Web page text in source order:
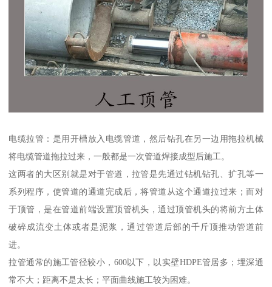
电缆拉管：是用开槽放入电缆管道，然后钻孔在另一边用拖拉机械
将电缆管道拖拉过来，一般都是一次管道焊接成型后施工。
这两者的大区别就是对于管道，拉管是先通过钻机钻孔、扩孔等一
系列程序，使管道的通道完成后，将管道从这个通道拉过来；而对
于顶管，是在管道前端设置顶管机头，通过顶管机头的将前方土体
破碎成流变土体或者是泥浆，通过管道后部的千斤顶推动管道前
进。
拉管通常的施工管径较小，600以下，以实壁HDPE管居多；埋深通
常不大；距离不是太长；平面曲线施工较为困难。